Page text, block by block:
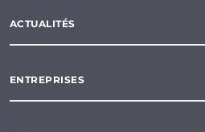
ACTUALITÉS
ENTREPRISES